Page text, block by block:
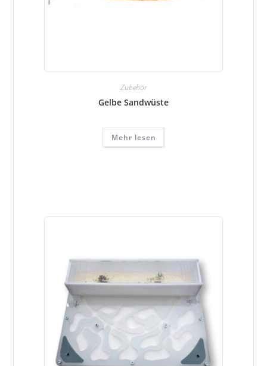
Zubehör
Gelbe Sandwüste
Mehr lesen